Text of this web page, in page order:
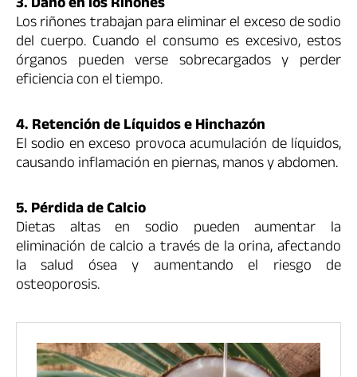
Los riñones trabajan para eliminar el exceso de sodio
del cuerpo. Cuando el consumo es excesivo, estos
órganos pueden verse sobrecargados y perder
eficiencia con el tiempo.
4. Retención de Líquidos e Hinchazón
El sodio en exceso provoca acumulación de líquidos,
causando inflamación en piernas, manos y abdomen.
5. Pérdida de Calcio
Dietas altas en sodio pueden aumentar la
eliminación de calcio a través de la orina, afectando
la salud ósea y aumentando el riesgo de
osteoporosis.